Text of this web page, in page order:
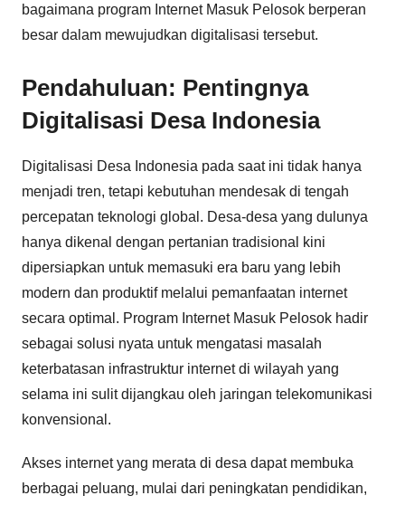
bagaimana program Internet Masuk Pelosok berperan
besar dalam mewujudkan digitalisasi tersebut.
Pendahuluan: Pentingnya
Digitalisasi Desa Indonesia
Digitalisasi Desa Indonesia pada saat ini tidak hanya
menjadi tren, tetapi kebutuhan mendesak di tengah
percepatan teknologi global. Desa-desa yang dulunya
hanya dikenal dengan pertanian tradisional kini
dipersiapkan untuk memasuki era baru yang lebih
modern dan produktif melalui pemanfaatan internet
secara optimal. Program Internet Masuk Pelosok hadir
sebagai solusi nyata untuk mengatasi masalah
keterbatasan infrastruktur internet di wilayah yang
selama ini sulit dijangkau oleh jaringan telekomunikasi
konvensional.
Akses internet yang merata di desa dapat membuka
berbagai peluang, mulai dari peningkatan pendidikan,